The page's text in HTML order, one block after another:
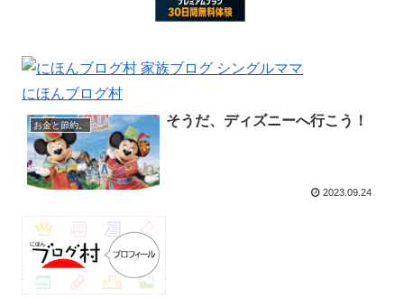
にほんブログ村
お金と節約。 そうだ、ディズニーへ行こう！
2023.09.24